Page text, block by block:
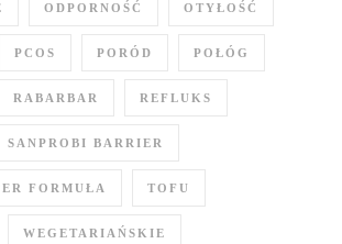
ODPORNOŚĆ OTYŁOŚĆ
PCOS PORÓD POŁÓG
RABARBAR REFLUKS
SANPROBI BARRIER
FORMUŁA TOFU
WEGETARIAŃSKIE